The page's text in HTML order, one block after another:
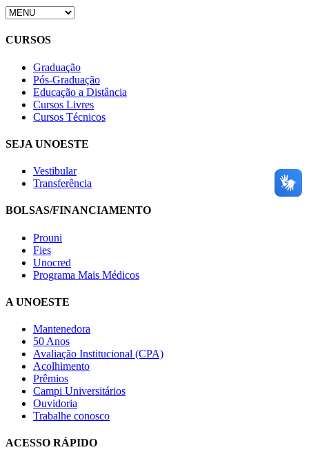
CURSOS
Graduação
Pós-Graduação
Educação a Distância
Cursos Livres
Cursos Técnicos
SEJA UNOESTE
Vestibular
Transferência
BOLSAS/FINANCIAMENTO
Prouni
Fies
Unocred
Programa Mais Médicos
A UNOESTE
Mantenedora
50 Anos
Avaliação Institucional (CPA)
Acolhimento
Prêmios
Campi Universitários
Ouvidoria
Trabalhe conosco
ACESSO RÁPIDO